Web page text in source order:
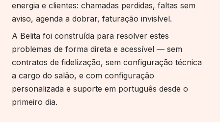
energia e clientes: chamadas perdidas, faltas sem
aviso, agenda a dobrar, faturação invisível.
A Belita foi construída para resolver estes
problemas de forma direta e acessível — sem
contratos de fidelização, sem configuração técnica
a cargo do salão, e com configuração
personalizada e suporte em português desde o
primeiro dia.